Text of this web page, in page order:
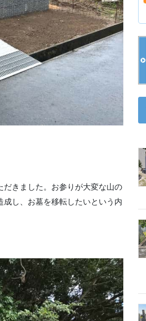
きました。お参りが大変な山の
し、お墓を移転したいという内